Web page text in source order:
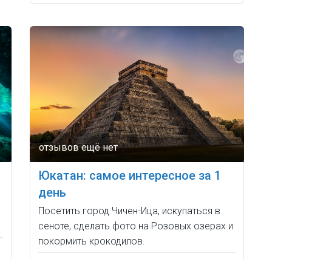
Юкатан: самое интересное за 1
день
Посетить город Чичен-Ица, искупаться в
сеноте, сделать фото на Розовых озерах и
покормить крокодилов.